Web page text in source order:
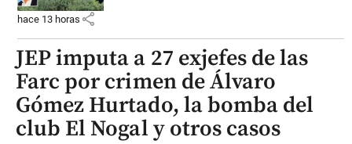
hace 13 horas share
JEP imputa a 27 exjefes de las
Farc por crimen de Álvaro
Gómez Hurtado, la bomba del
club El Nogal y otros casos